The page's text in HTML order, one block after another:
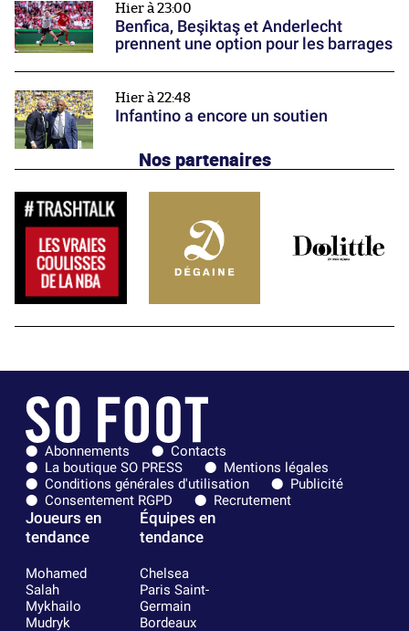
Hier à 23:00
Benfica, Beşiktaş et Anderlecht
prennent une option pour les barrages
Hier à 22:48
Infantino a encore un soutien
Nos partenaires
Abonnements
Contacts
La boutique SO PRESS
Mentions légales
Conditions générales d'utilisation
Publicité
Consentement RGPD
Recrutement
Joueurs en
tendance
Mohamed
Salah
Mykhailo
Mudryk
Équipes en
tendance
Chelsea
Paris Saint-
Germain
Bordeaux